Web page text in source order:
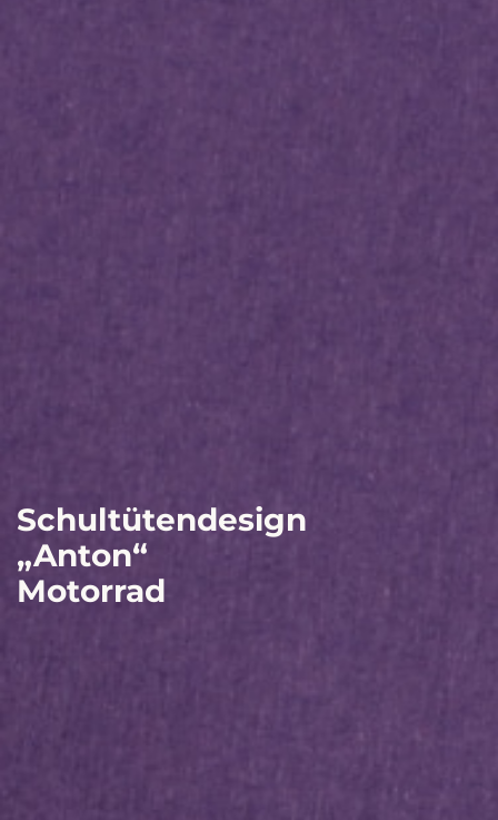
Schultütendesign
„Anton“
Motorrad